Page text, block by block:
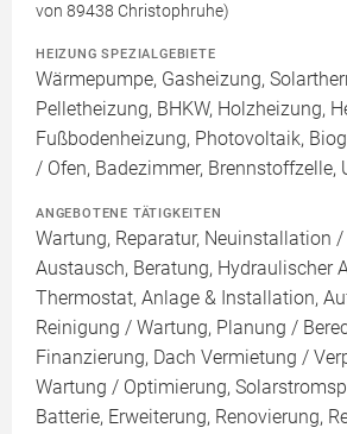
von 89438 Christophruhe)
HEIZUNG SPEZIALGEBIETE
Wärmepumpe, Gasheizung,
Pelletheizung, BHKW, Holzheizung,
Fußbodenheizung, Photovoltaik,
/ Ofen, Badezimmer, Brennstoffzelle,
ANGEBOTENE TÄTIGKEITEN
Wartung, Reparatur, Neuinstallation /
Austausch, Beratung, Hydraulischer
Thermostat, Anlage & Installation,
Reinigung / Wartung, Planung /
Finanzierung, Dach Vermietung /
Wartung / Optimierung,
Batterie, Erweiterung, Renovierung,